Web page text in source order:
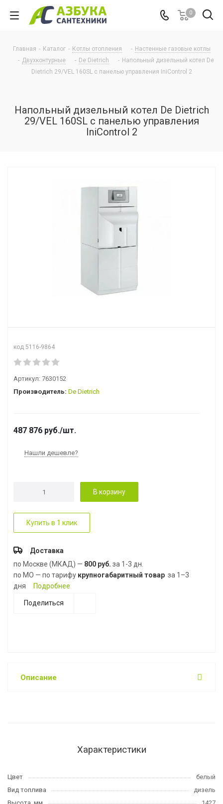
0
Главная - Каталог - Котлы отопления - Настенные газовые котлы
- Двухконтурные - De Dietrich - Напольный дизельный котел De
Dietrich 29/VEL 160SL с панелью управления IniControl 2
Напольный дизельный котел De Dietrich
29/VEL 160SL с панелью управления
IniControl 2
код 5116-9864
Артикул: 7630152
Производитель: De Dietrich
487 876 руб./шт.
Нашли дешевле?
В корзину
Купить в 1 клик
Доставка
по Москве (МКАД) — 800 руб. за 1-3 дн.
по МО — по тарифу крупногабаритный товар за 1–3
дня
Подробнее
Поделиться
Описание
Характеристики
Цвет
белый
Вид топлива
дизель